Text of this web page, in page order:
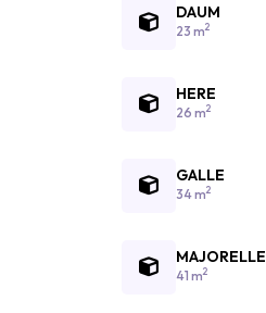
DAUM
23 m2
HERE
26 m2
GALLE
34 m2
MAJORELLE
41 m2